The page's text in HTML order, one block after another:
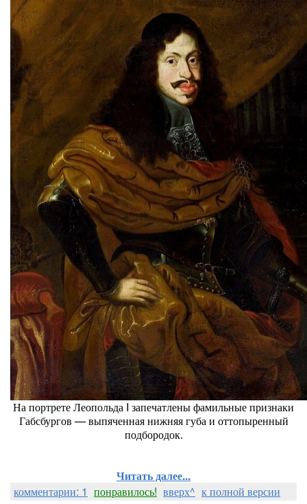
На портрете Леопольда I запечатлены фамильные признаки
Габсбургов — выпяченная нижняя губа и оттопыренный
подбородок.
Читать далее...
комментарии: 1 понравилось! вверх^ к полной версии